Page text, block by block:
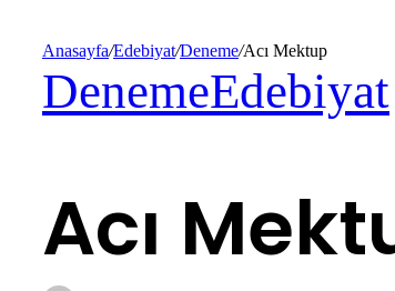
Anasayfa/Edebiyat/Deneme/Acı Mektup
DenemeEdebiyat
Acı